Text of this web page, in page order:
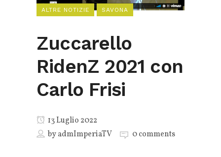
ALTRE NOTIZIE SAVONA
Zuccarello
RidenZ 2021 con
Carlo Frisi
13 Luglio 2022
byadmImperiaTV 0 comments